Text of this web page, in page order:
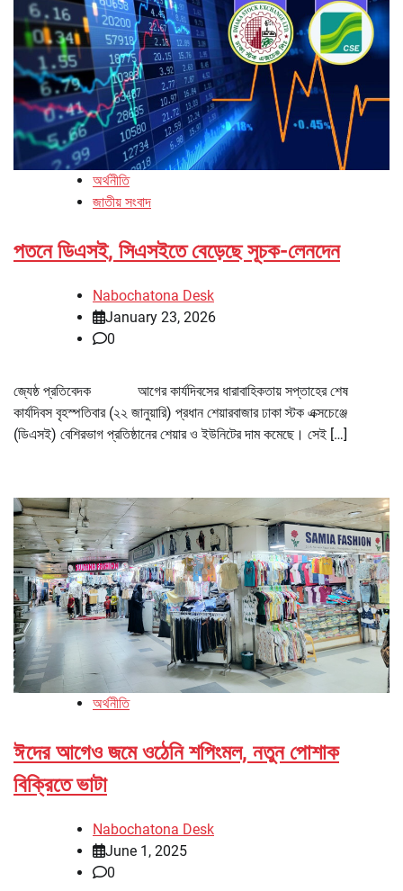
অর্থনীতি
জাতীয় সংবাদ
পতনে ডিএসই, সিএসইতে বেড়েছে সূচক-লেনদেন
Nabochatona Desk
January 23, 2026
0
জ্যেষ্ঠ প্রতিবেদক আগের কার্যদিবসের ধারাবাহিকতায় সপ্তাহের শেষ
কার্যদিবস বৃহস্পতিবার (২২ জানুয়ারি) প্রধান শেয়ারবাজার ঢাকা স্টক এক্সচেঞ্জে
(ডিএসই) বেশিরভাগ প্রতিষ্ঠানের শেয়ার ও ইউনিটের দাম কমেছে। সেই […]
অর্থনীতি
ঈদের আগেও জমে ওঠেনি শপিংমল, নতুন পোশাক
বিক্রিতে ভাটা
Nabochatona Desk
June 1, 2025
0